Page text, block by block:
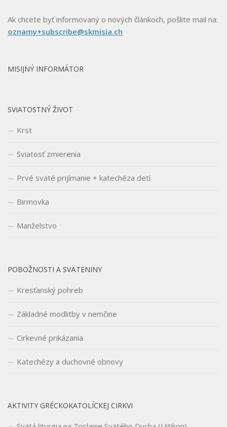
Ak chcete byť informovaný o nových článkoch, pošlite mail na:
oznamy+subscribe@skmisia.ch
MISIJNÝ INFORMÁTOR
SVIATOSTNÝ ŽIVOT
Krst
Sviatosť zmierenia
Prvé sväté prijímanie + katechéza detí
Birmovka
Manželstvo
POBOŽNOSTI A SVÄTENINY
Kresťanský pohreb
Základné modlitby v nemčine
Cirkevné prikázania
Katechézy a duchovné obnovy
AKTIVITY GRÉCKOKATOLÍCKEJ CIRKVI